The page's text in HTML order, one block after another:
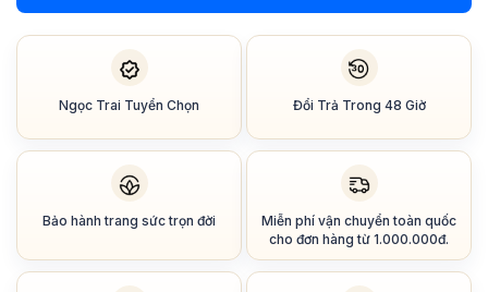
Ngọc Trai Tuyển Chọn Đổi Trả Trong 48 Giờ
Bảo hành trang sức trọn đời
Miễn phí vận chuyển toàn quốc
cho đơn hàng từ 1.000.000đ.